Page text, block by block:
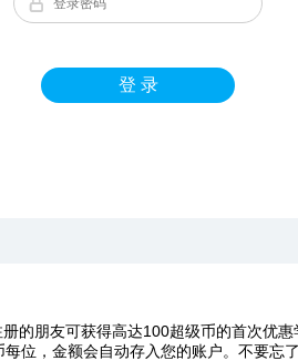
登 录
的朋友可获得高达100超级币的首次优
位，金额会自动存入您的账户。不要忘